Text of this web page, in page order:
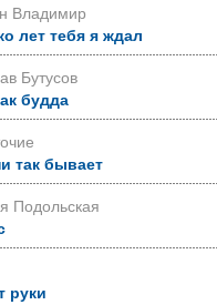
Владимир
лет тебя я ждал
Бутусов
будда
так бывает
Подольская
руки